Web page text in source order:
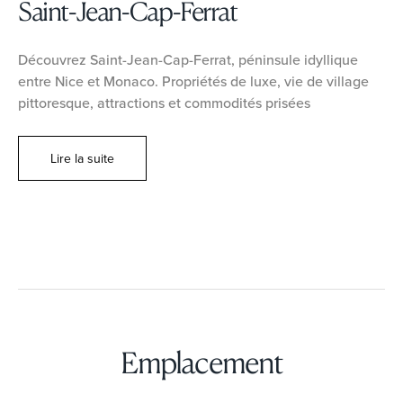
Saint-Jean-Cap-Ferrat
Découvrez Saint-Jean-Cap-Ferrat, péninsule idyllique
entre Nice et Monaco. Propriétés de luxe, vie de village
pittoresque, attractions et commodités prisées
Lire la suite
Emplacement